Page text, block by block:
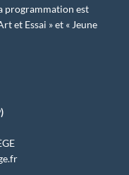
programmation est
et Essai » et « Jeune